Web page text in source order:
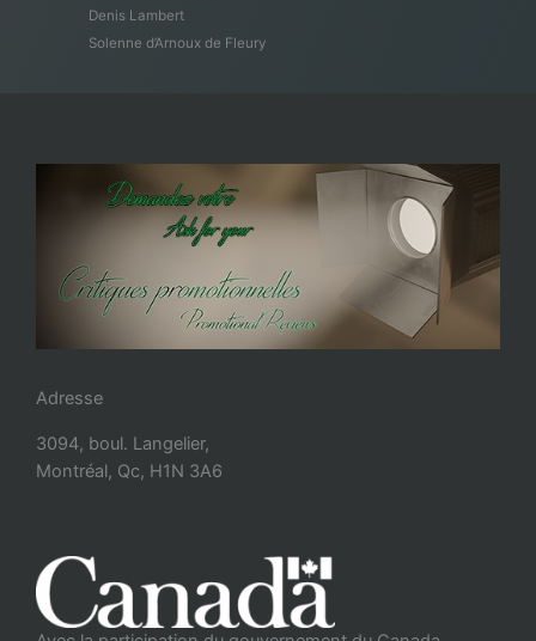
Denis Lambert
Solenne d’Arnoux de Fleury
Adresse
3094, boul. Langelier,
Montréal, Qc, H1N 3A6